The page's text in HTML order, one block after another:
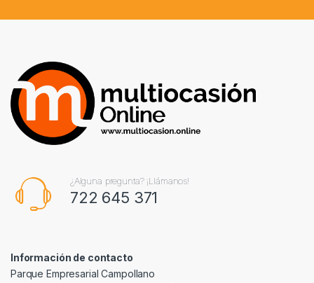
¿Alguna pregunta? ¡Llámanos!
722 645 371
Información de contacto
Parque Empresarial Campollano